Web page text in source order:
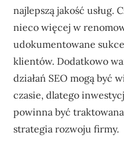
najlepszą jakość usług.
nieco więcej w
udokumentowane
klientów. Dodatkowo
działań SEO mogą być
czasie, dlatego
powinna być
strategia rozwoju firmy.